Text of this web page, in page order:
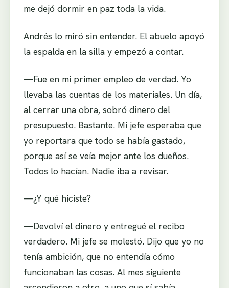
me dejó dormir en paz toda la vida.
Andrés lo miró sin entender. El abuelo apoyó
la espalda en la silla y empezó a contar.
—Fue en mi primer empleo de verdad. Yo
llevaba las cuentas de los materiales. Un día,
al cerrar una obra, sobró dinero del
presupuesto. Bastante. Mi jefe esperaba que
yo reportara que todo se había gastado,
porque así se veía mejor ante los dueños.
Todos lo hacían. Nadie iba a revisar.
—¿Y qué hiciste?
—Devolví el dinero y entregué el recibo
verdadero. Mi jefe se molestó. Dijo que yo no
tenía ambición, que no entendía cómo
funcionaban las cosas. Al mes siguiente